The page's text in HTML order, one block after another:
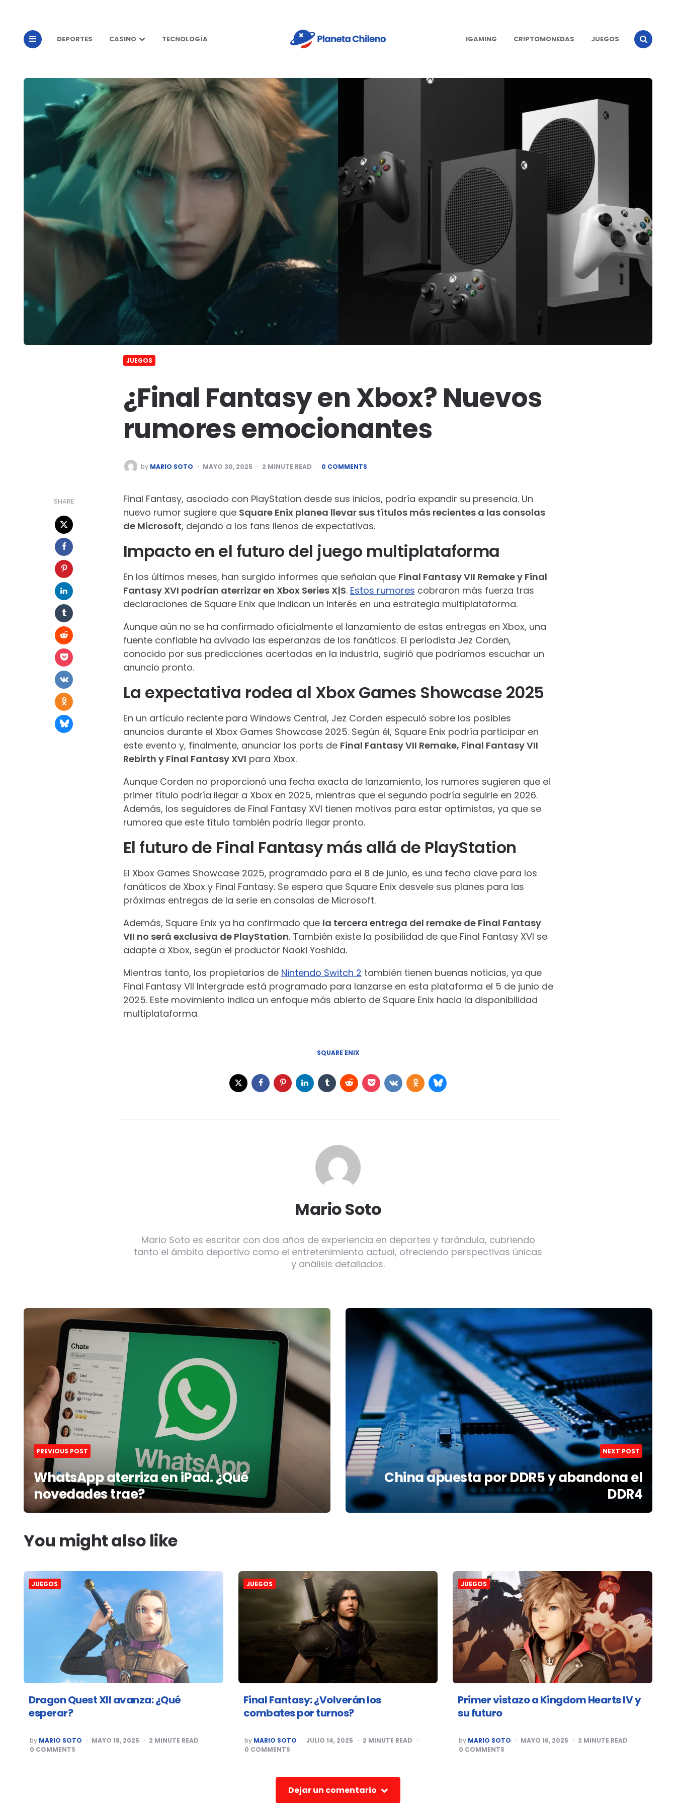
DEPORTES CASINO TECNOLOGÍA IGAMING CRIPTOMONEDAS JUEGOS
JUEGOS
¿Final Fantasy en Xbox? Nuevos
rumores emocionantes
POSTED
BY
by MARIO SOTO MAYO 30, 2025 2 MINUTE READ 0 COMMENTS
SHARE
Final Fantasy, asociado con PlayStation desde sus inicios, podría expandir su presencia. Un
nuevo rumor sugiere que Square Enix planea llevar sus títulos más recientes a las consolas
de Microsoft, dejando a los fans llenos de expectativas.
Impacto en el futuro del juego multiplataforma
En los últimos meses, han surgido informes que señalan que Final Fantasy VII Remake y Final
Fantasy XVI podrían aterrizar en Xbox Series X|S. Estos rumores cobraron más fuerza tras
declaraciones de Square Enix que indican un interés en una estrategia multiplataforma.
Aunque aún no se ha confirmado oficialmente el lanzamiento de estas entregas en Xbox, una
fuente confiable ha avivado las esperanzas de los fanáticos. El periodista Jez Corden,
conocido por sus predicciones acertadas en la industria, sugirió que podríamos escuchar un
anuncio pronto.
La expectativa rodea al Xbox Games Showcase 2025
En un artículo reciente para Windows Central, Jez Corden especuló sobre los posibles
anuncios durante el Xbox Games Showcase 2025. Según él, Square Enix podría participar en
este evento y, finalmente, anunciar los ports de Final Fantasy VII Remake, Final Fantasy VII
Rebirth y Final Fantasy XVI para Xbox.
Aunque Corden no proporcionó una fecha exacta de lanzamiento, los rumores sugieren que el
primer título podría llegar a Xbox en 2025, mientras que el segundo podría seguirle en 2026.
Además, los seguidores de Final Fantasy XVI tienen motivos para estar optimistas, ya que se
rumorea que este título también podría llegar pronto.
El futuro de Final Fantasy más allá de PlayStation
El Xbox Games Showcase 2025, programado para el 8 de junio, es una fecha clave para los
fanáticos de Xbox y Final Fantasy. Se espera que Square Enix desvele sus planes para las
próximas entregas de la serie en consolas de Microsoft.
Además, Square Enix ya ha confirmado que la tercera entrega del remake de Final Fantasy
VII no será exclusiva de PlayStation. También existe la posibilidad de que Final Fantasy XVI se
adapte a Xbox, según el productor Naoki Yoshida.
Mientras tanto, los propietarios de Nintendo Switch 2 también tienen buenas noticias, ya que
Final Fantasy VII Intergrade está programado para lanzarse en esta plataforma el 5 de junio de
2025. Este movimiento indica un enfoque más abierto de Square Enix hacia la disponibilidad
multiplataforma.
SQUARE ENIX
Mario Soto
Mario Soto es escritor con dos años de experiencia en deportes y farándula, cubriendo
tanto el ámbito deportivo como el entretenimiento actual, ofreciendo perspectivas únicas
y análisis detallados.
Post
navigation
PREVIOUS POST
WhatsApp aterriza en iPad. ¿Qué
novedades trae?
NEXT POST
China apuesta por DDR5 y abandona el
DDR4
You might also like
JUEGOS
Dragon Quest XII avanza: ¿Qué
esperar?
POSTED
BY
by MARIO SOTO MAYO 18, 2025 2 MINUTE READ
0 COMMENTS
JUEGOS
Final Fantasy: ¿Volverán los
combates por turnos?
POSTED
BY
by MARIO SOTO JULIO 14, 2025 2 MINUTE READ
0 COMMENTS
JUEGOS
Primer vistazo a Kingdom Hearts IV y
su futuro
POSTED
BY
by MARIO SOTO MAYO 16, 2025 2 MINUTE READ
0 COMMENTS
Dejar un comentario